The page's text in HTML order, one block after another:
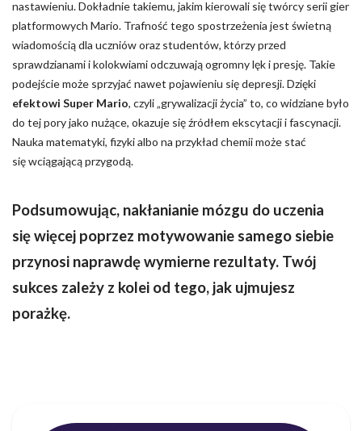
nastawieniu. Dokładnie takiemu, jakim kierowali się twórcy serii gier
platformowych Mario. Trafność tego spostrzeżenia jest świetną
wiadomością dla uczniów oraz studentów, którzy przed
sprawdzianami i kolokwiami odczuwają ogromny lęk i presję. Takie
podejście może sprzyjać nawet pojawieniu się depresji. Dzięki
efektowi Super Mario, czyli „grywalizacji życia” to, co widziane było
do tej pory jako nużące, okazuje się źródłem ekscytacji i fascynacji.
Nauka matematyki, fizyki albo na przykład chemii może stać
się wciągającą przygodą.
Podsumowując, nakłanianie mózgu do uczenia
się więcej poprzez motywowanie samego siebie
przynosi naprawdę wymierne rezultaty. Twój
sukces zależy z kolei od tego, jak ujmujesz
porażkę.